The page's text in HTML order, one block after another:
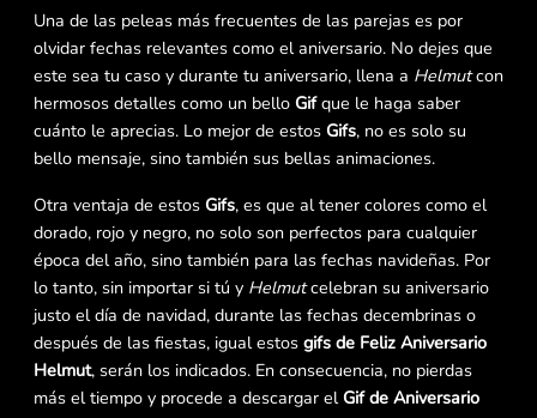
Una de las peleas más frecuentes de las parejas es por
olvidar fechas relevantes como el aniversario. No dejes que
este sea tu caso y durante tu aniversario, llena a Helmutcon
hermosos detalles como un bello Gifque le haga saber
cuánto le aprecias. Lo mejor de estos Gifs, no es solo su
bello mensaje, sino también sus bellas animaciones.
Otra ventaja de estos Gifs, es que al tener colores como el
dorado, rojo y negro, no solo son perfectos para cualquier
época del año, sino también para las fechas navideñas. Por
lo tanto, sin importar si tú y Helmutcelebran su aniversario
justo el día de navidad, durante las fechas decembrinas o
después de las fiestas, igual estos gifs de Feliz Aniversario
Helmut, serán los indicados. En consecuencia, no pierdas
más el tiempo y procede a descargar elGif de Aniversario